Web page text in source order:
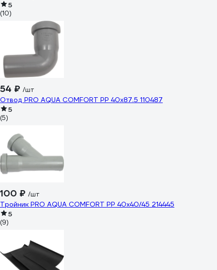
5
(10)
54 ₽ /шт
Отвод PRO AQUA COMFORT PP 40x87.5 110487
5
(5)
100 ₽ /шт
Тройник PRO AQUA COMFORT PP 40x40/45 214445
5
(9)